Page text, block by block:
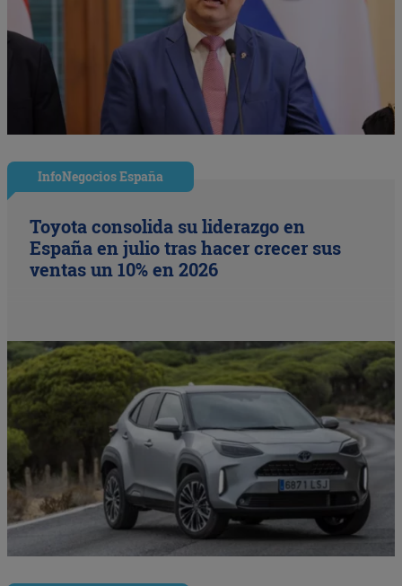
InfoNegocios España
Toyota consolida su liderazgo en
España en julio tras hacer crecer sus
ventas un 10% en 2026